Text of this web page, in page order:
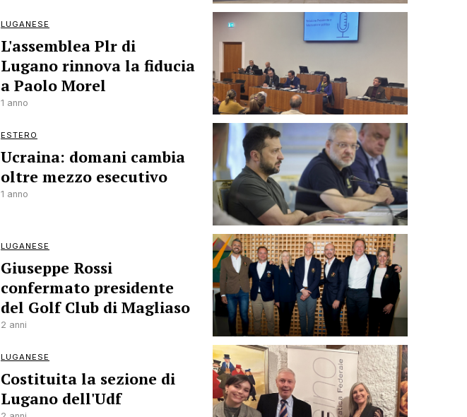
LUGANESE
L'assemblea Plr di
Lugano rinnova la fiducia
a Paolo Morel
1 anno
ESTERO
Ucraina: domani cambia
oltre mezzo esecutivo
1 anno
LUGANESE
Giuseppe Rossi
confermato presidente
del Golf Club di Magliaso
2 anni
LUGANESE
Costituita la sezione di
Lugano dell'Udf